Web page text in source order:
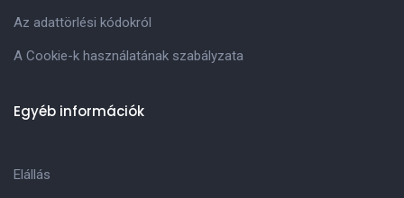
Az adattörlési kódokról
A Cookie-k használatának szabályzata
Egyéb információk
Elállás